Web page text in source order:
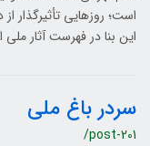
است؛ روزهایی تأثیرگذار
این بنا در فهرست آثار
سردر باغ ملی
/post-201